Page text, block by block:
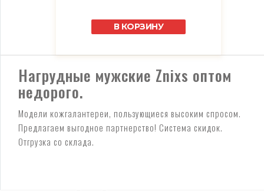
В КОРЗИНУ
Нагрудные мужские Znixs оптом
недорого.
Модели кожгалантереи, пользующиеся высоким спросом.
Предлагаем выгодное партнерство! Система скидок.
Отгрузка со склада.